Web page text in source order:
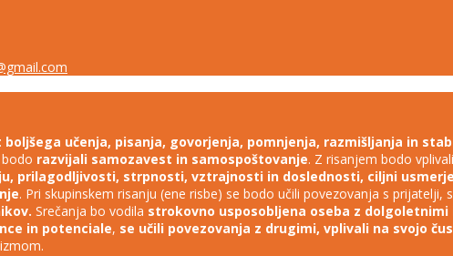
učenja, pisanja, govorjenja, pomnjenja, razmišljanja in
razvijali samozavest in samospoštovanje. Z risanjem bodo
prilagodljivosti, strpnosti, vztrajnosti in doslednosti, ciljni
. Pri skupinskem risanju (ene risbe) se bodo učili povezovanja s
Srečanja bo vodila strokovno usposobljena oseba z
in potenciale, se učili povezovanja z drugimi, vplivali na svojo